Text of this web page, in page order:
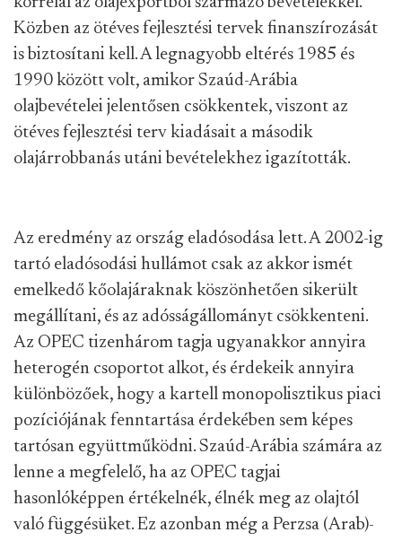
Közben az ötéves fejlesztési tervek finanszírozását
is biztosítani kell. A legnagyobb eltérés 1985 és
1990 között volt, amikor Szaúd-Arábia
olajbevételei jelentősen csökkentek, viszont az
ötéves fejlesztési terv kiadásait a második
olajárrobbanás utáni bevételekhez igazították.
Az eredmény az ország eladósodása lett. A 2002-ig
tartó eladósodási hullámot csak az akkor ismét
emelkedő kőolajáraknak köszönhetően sikerült
megállítani, és az adósságállományt csökkenteni.
Az OPEC tizenhárom tagja ugyanakkor annyira
heterogén csoportot alkot, és érdekeik annyira
különbözőek, hogy a kartell monopolisztikus piaci
pozíciójának fenntartása érdekében sem képes
tartósan együttműködni. Szaúd-Arábia számára az
lenne a megfelelő, ha az OPEC tagjai
hasonlóképpen értékelnék, élnék meg az olajtól
való függésüket. Ez azonban még a Perzsa (Arab)-